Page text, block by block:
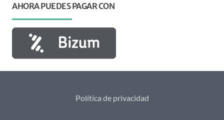
AHORA PUEDES PAGAR CON
Política de privacidad